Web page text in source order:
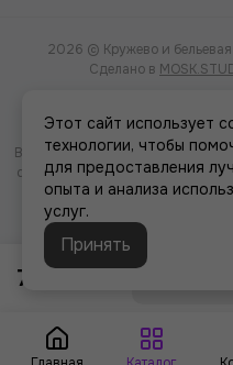
749 ₽
2026 © Кружево и
Сделано в
Вся представленная на сайте
стоимости товаров и услуг,
каких условиях не является
положениями Статьи
Этот сайт использует
технологии, чтобы
для предоставления
опыта и анализа
услуг.
Принять